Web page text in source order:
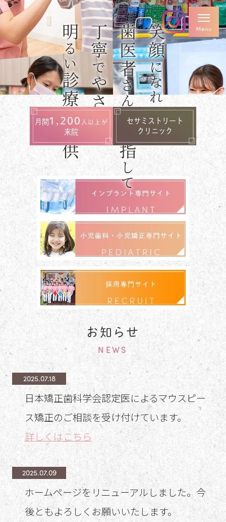
専門医
支
確
技術
安心
診療
日本口腔
インプラント
学会専門医
国際口腔
インプラント
学会認定医
日本矯正
歯科学会
歯科医師
臨床研修
指導医
歯学博士
笑顔
になれる
歯医者
さんを
目指
して
丁寧
で
やさ
しく
明
るい
診療
を
提供
月間1,200 人以上が
来院
セサミストリート
クリニック
お知らせ
NEWS
2025.07.18
日本矯正歯科学会認定医によるマウスピー
ス矯正のご相談を受け付けています。
詳しくはこちら
2025.07.09
ホームページをリニューアルしました。今
後ともよろしくお願いいたします。